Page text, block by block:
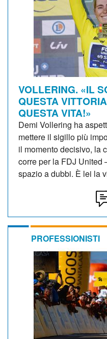
VOLLERING. «IL
QUESTA
QUESTA VITA!»
Demi Vollering ha
mettere il sigillo più
il momento decisivo, la
corre per la FDJ United
spazio a dubbi. È lei la
PROFESSIONISTI